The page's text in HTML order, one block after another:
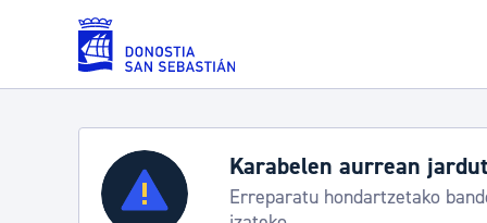
Eduki nagusira joan
Zerbitzuak Aste Nagusia
Abuztuak 8-15